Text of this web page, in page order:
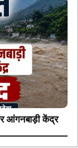
आंगनबाड़ी केंद्र